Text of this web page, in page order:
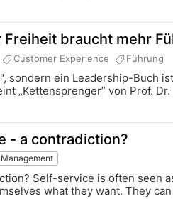
Freiheit braucht mehr
Customer Experience Führung
sondern ein Leadership-Buch
„Kettensprenger” von Prof.
- a contradiction?
Self-service is often seen
what they want. They